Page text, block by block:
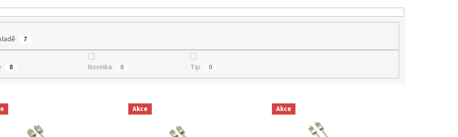
7
8 Novinka 0 Tip 0
Akce Akce